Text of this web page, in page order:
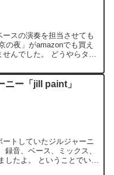
スの演奏を担当させても
の夜」がamazonでも買え
んでした。 どうやらタワ
ニー「jill paint」
トしていたジルジャーニ
音、ベース、ミックス、
たよ。 ということでいい